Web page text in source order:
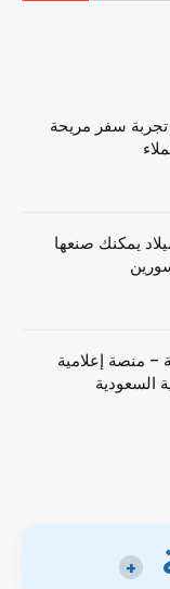
تجربة سفر مريحة
يمكنك صنعها
– منصة إعلامية
السعودية
+